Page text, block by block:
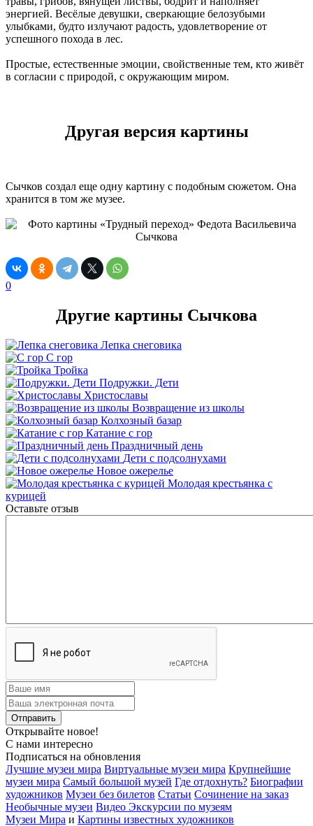
энергией. Весёлые девушки, сверкающие белозубыми
улыбками, будто излучают радость, удовлетворение от
успешного похода в лес.
Простые, естественные эмоции, свойственные тем, кто живёт
в согласии с природой, с окружающим миром.
Другая версия картины
Сычков создал еще одну картину с подобным сюжетом. Она
хранится в том же музее.
0
Другие картины Сычкова
Лепка снеговика
С гор
Тройка
Подружки. Дети
Христославы
Возвращение из школы
Колхозный базар
Катание с гор
Праздничный день
Дети с подсолнухами
Новое ожерелье
Молодая крестьянка с
курицей
Оставьте отзыв
Открывайте новое!
С нами интересно
Подписаться на обновления
Лучшие музеи мира Виртуальные музеи мира Крупнейшие
музеи мира Самый большой музей Где отдохнуть? Биографии
художников Музеи без билетов Статьи Сочинение на заказ
Необычные музеи Видео Экскурсии по музеям
Музеи Мира и Картины известных художников